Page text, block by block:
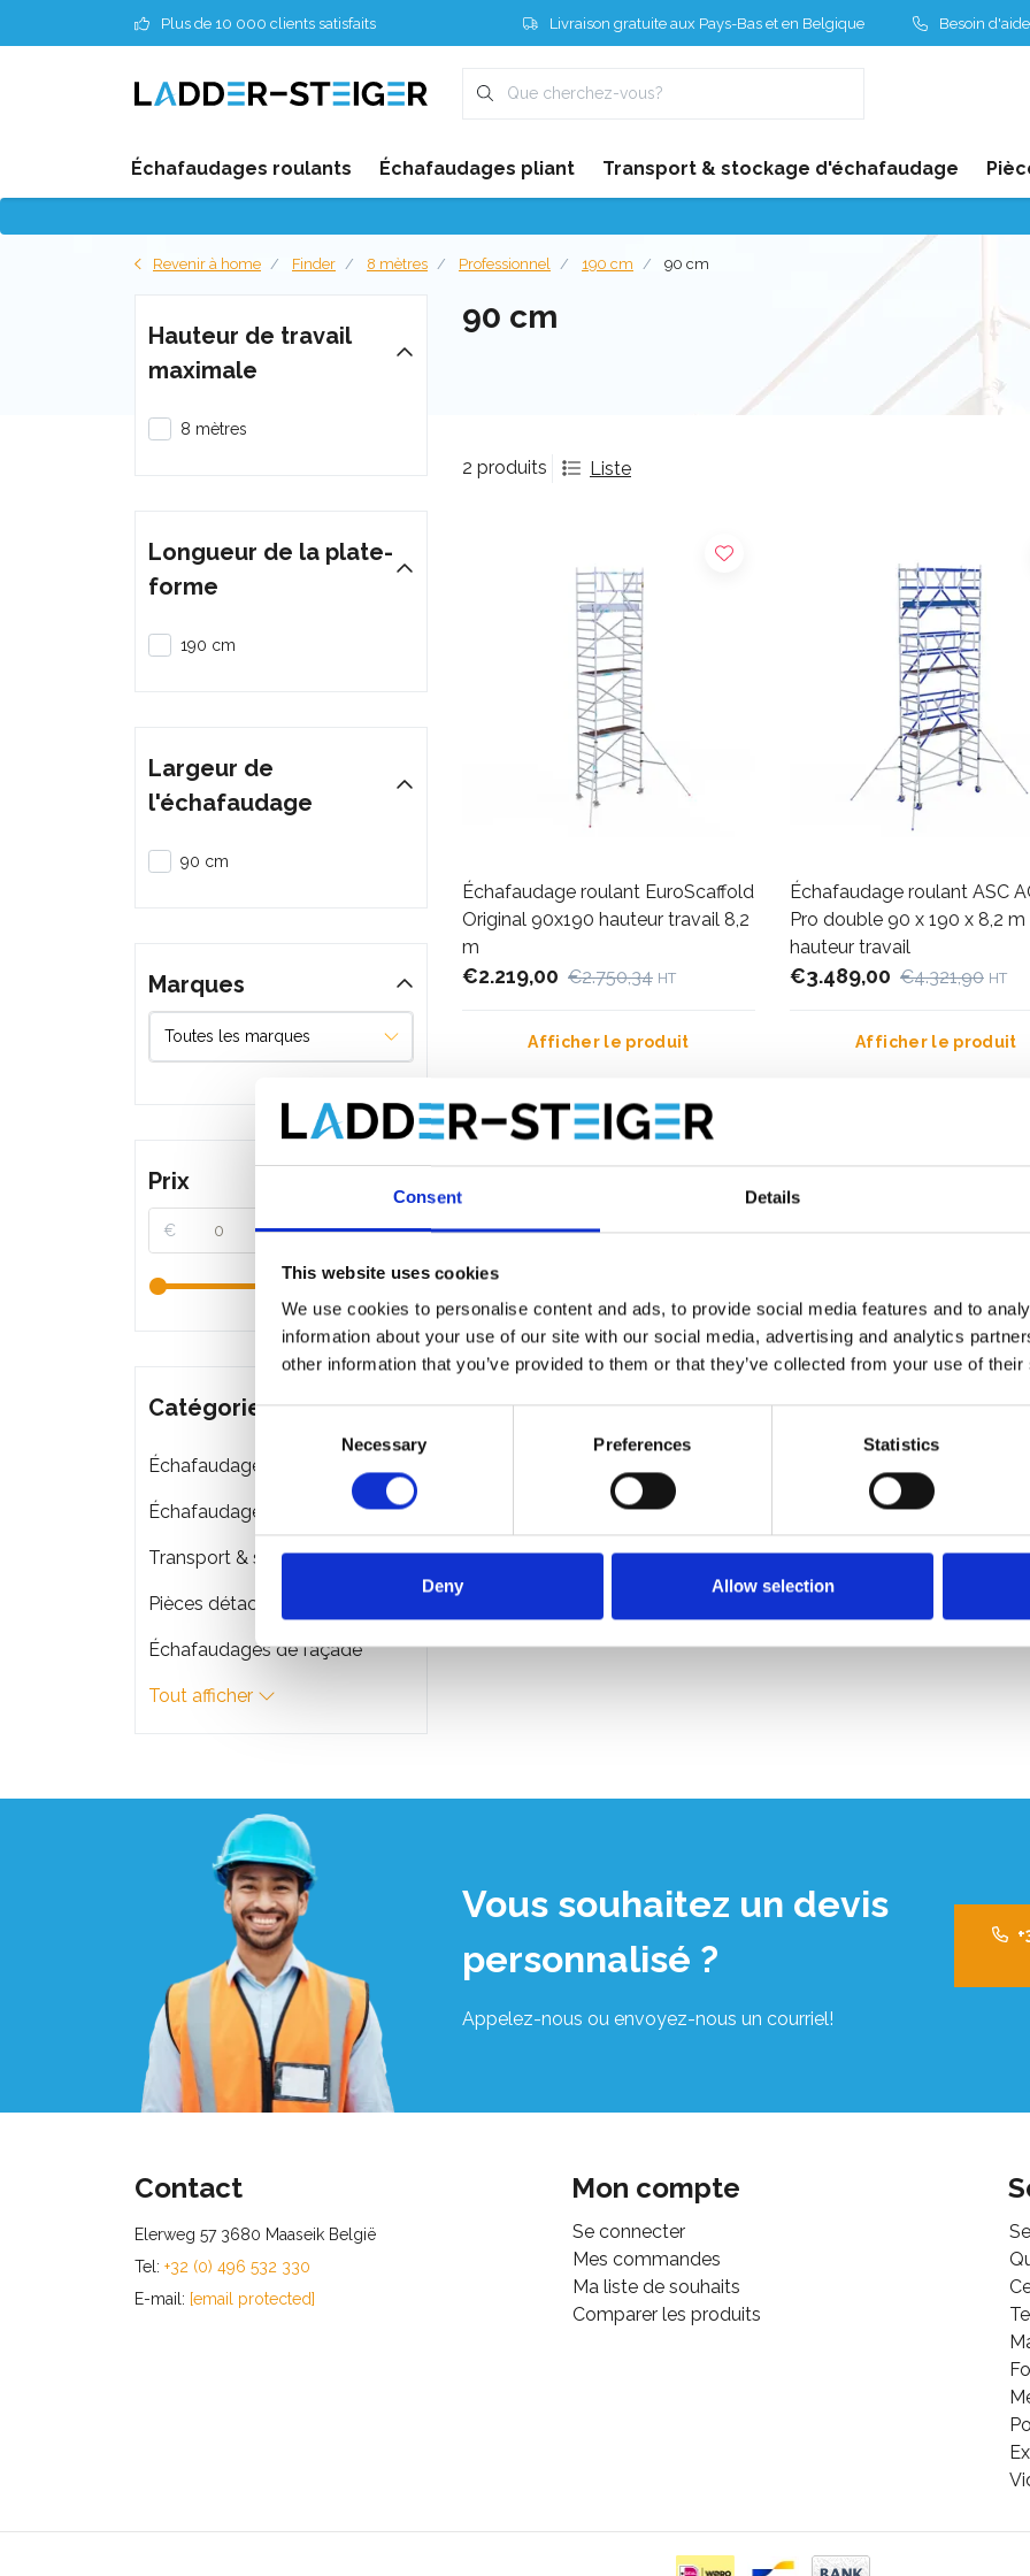
Consent Details
This website uses cookies
We use cookies to personalise content and ads, to provide social media features and to
information about your use of our site with our social media, advertising and analytics
other information that you’ve provided to them or that they’ve collected from your use of
Consent
Necessary Preferences Statistics
Deny Allow selection
Plus de 10 000 clients satisfaits Livraison gratuite aux Pays-Bas et en Belgique Besoin
Échafaudages roulants Échafaudages pliant Transport & stockage d'échafaudage
Revenir à home Finder 8 mètres Professionnel 190 cm 90 cm
90 cm
2 produits Liste
Échafaudage roulant EuroScaffold
Original 90x190 hauteur travail 8,2
m
€2.219,00 €2.750,34 HT
Afficher le produit
Échafaudage roulant ASC
Pro double 90 x 190 x 8,2 m
hauteur travail
€3.489,00 €4.321,90 HT
Afficher le produit
Hauteur de travail
maximale
8 mètres
Longueur de la plate-
forme
190 cm
Largeur de
l'échafaudage
90 cm
Marques
Prix
€ €
Catégories
Échafaudages roulants
Échafaudages pliant
Transport & stockage d'échafaudage
Pièces détachées
Échafaudages de façade
Tout afficher
Vous souhaitez un devis
personnalisé ?
Appelez-nous ou envoyez-nous un courriel!
Contact
Elerweg 57 3680 Maaseik België
Tel: +32 (0) 496 532 330
E-mail: [email protected]
Mon compte
Se connecter
Mes commandes
Ma liste de souhaits
Comparer les produits